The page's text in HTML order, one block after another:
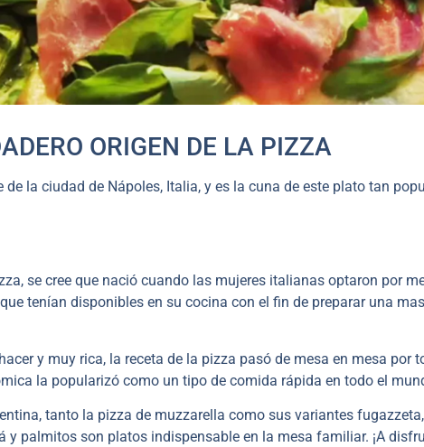
ORIGEN DE LA PIZZA
de la ciudad de Nápoles, Italia, y es la cuna de este plato tan
se cree que nació cuando las mujeres italianas optaron por
tenían disponibles en su cocina con el fin de preparar una
y muy rica, la receta de la pizza pasó de mesa en mesa por
la popularizó como un tipo de comida rápida en todo el
tanto la pizza de muzzarella como sus variantes
y palmitos son platos indispensable en la mesa familiar. ¡A